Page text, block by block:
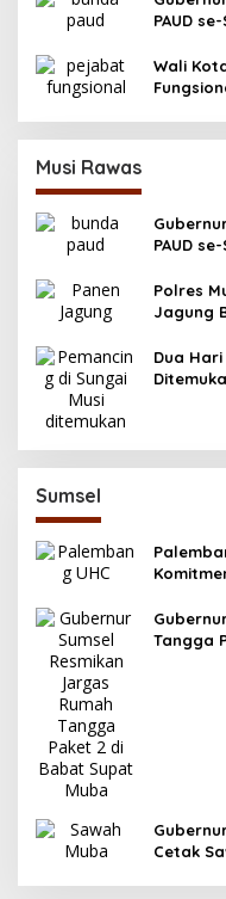
PAUD
Wali
Musi Rawas
PAUD
Polres
Jagung
Dua
Sumsel
Tangga
Cetak